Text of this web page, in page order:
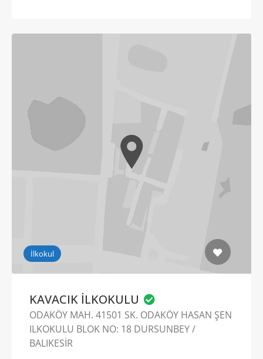
İlkokul
KAVACIK İLKOKULU
ODAKÖY MAH. 41501 SK. ODAKÖY HASAN ŞEN
ILKOKULU BLOK NO: 18 DURSUNBEY /
BALIKESİR